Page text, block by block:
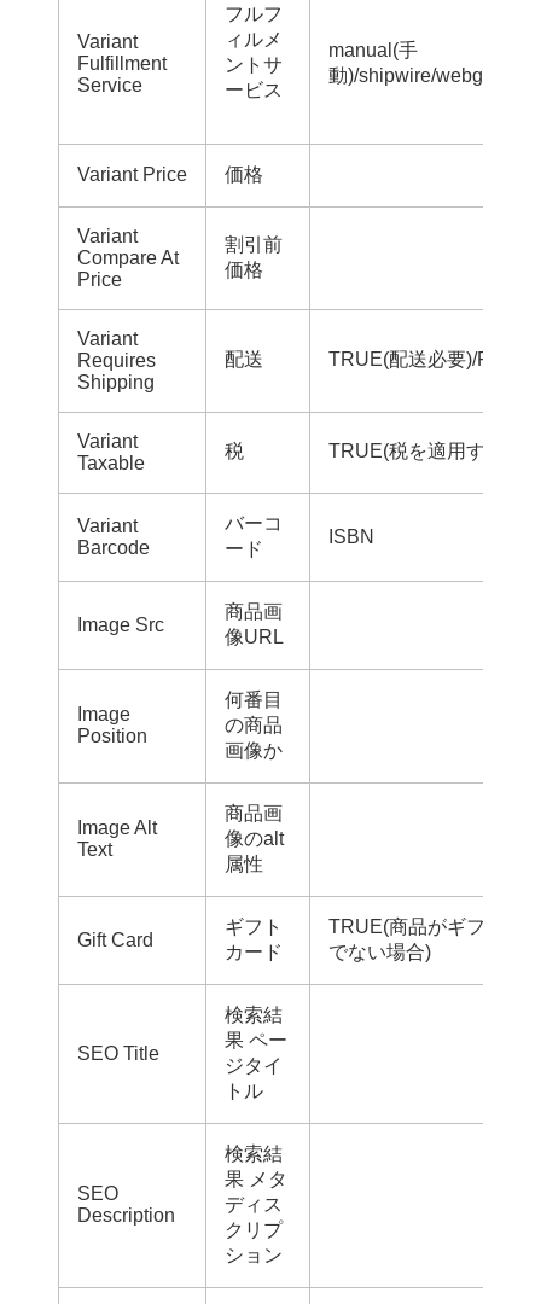
Variant
Fulfillment
Service
フルフ
ィルメ
ントサ
ービス
manual(手
動)/shipwire/webgistix/
Variant Price 価格
Variant
Compare At
Price
割引前
価格
Variant
Requires
Shipping
配送 TRUE(配送必要)/
Variant
Taxable
税 TRUE(税を適用する)/
Variant
Barcode
バーコ
ード
ISBN
Image Src
商品画
像URL
Image
Position
何番目
の商品
画像か
Image Alt
Text
商品画
像のalt
属性
Gift Card
ギフト
カード
TRUE(商品がギフトカ
でない場合)
SEO Title
検索結
果 ペー
ジタイ
トル
SEO
Description
検索結
果 メタ
ディス
クリプ
ション